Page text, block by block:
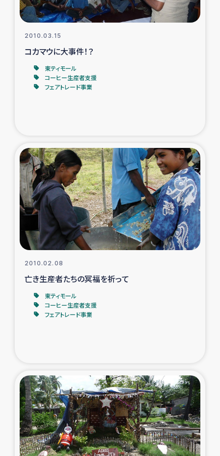
2010.03.15
コカマウに大事件！？
東ティモール
コーヒー生産者支援
フェアトレード事業
2010.02.08
亡き生産者たちの冥福を祈って
東ティモール
コーヒー生産者支援
フェアトレード事業